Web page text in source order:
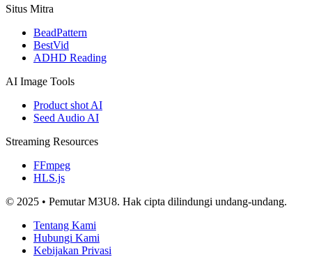
Situs Mitra
BeadPattern
BestVid
ADHD Reading
AI Image Tools
Product shot AI
Seed Audio AI
Streaming Resources
FFmpeg
HLS.js
© 2025 • Pemutar M3U8. Hak cipta dilindungi undang-undang.
Tentang Kami
Hubungi Kami
Kebijakan Privasi